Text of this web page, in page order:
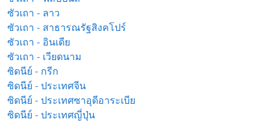
ซัวเถา - ลาว
ซัวเถา - สาธารณรัฐสิงคโปร์
ซัวเถา - อินเดีย
ซัวเถา - เวียดนาม
ซิดนีย์ - กรีก
ซิดนีย์ - ประเทศจีน
ซิดนีย์ - ประเทศซาอุดีอาระเบีย
ซิดนีย์ - ประเทศญี่ปุ่น